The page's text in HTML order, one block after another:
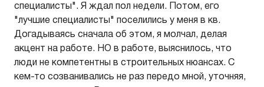
специалисты". Я ждал пол недели. Потом, его
"лучшие специалисты" поселились у меня в кв.
Догадываясь сначала об этом, я молчал, делая
акцент на работе. НО в работе, выяснилось, что
люди не компетентны в строительных нюансах. С
кем-то созванивались не раз передо мной, уточняя,